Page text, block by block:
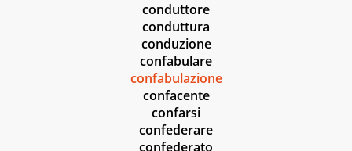
conduttore
conduttura
conduzione
confabulare
confabulazione
confacente
confarsi
confederare
confederato